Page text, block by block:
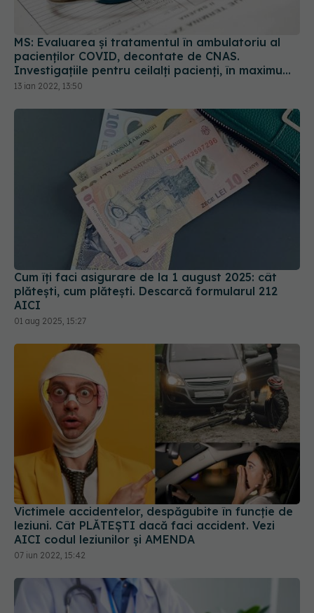
MS: Evaluarea și tratamentul în ambulatoriu al
pacienților COVID, decontate de CNAS.
Investigațiile pentru ceilalți pacienți, în maximum
5 zile
13 ian 2022, 13:50
Cum îți faci asigurare de la 1 august 2025: cât
plătești, cum plătești. Descarcă formularul 212
AICI
01 aug 2025, 15:27
Victimele accidentelor, despăgubite în funcție de
leziuni. Cât PLĂTEȘTI dacă faci accident. Vezi
AICI codul leziunilor și AMENDA
07 iun 2022, 15:42